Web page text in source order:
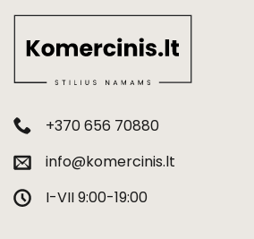
+370 656 70880
info@komercinis.lt
I-VII 9:00-19:00